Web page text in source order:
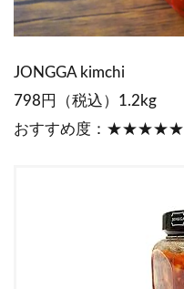
JONGGA kimchi
798円（税込）1.2kg
おすすめ度：★★★★★